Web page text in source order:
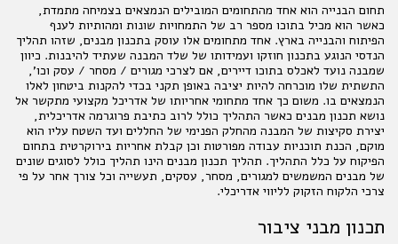
תחום הבנייה הוא אחד מהתחומים המובילים הנמצאים בצמיחה מתמדת,
כאשר הוא מכיל בתוכו מספר רב של התמחויות שונות ומהותיות לענף
הפיתוח והבנייה בארץ. אחד מתחומים אלו עוסק בתכנון מבנים, שזהו תהליך
הנדסי הנוגע בתכנון חוזקו ועמידותו של שלד המבנה שעתיד להיבנות. כיוון
שמבנה נועד לאכלס בתוכו דיירים, אם לצרכי מגורים / מסחר / עסק וכו',
התשתית שלו מוכרחה להיות יציבה באופן תקני בכדי להקנות ביטחון לאלו
הנמצאים בו. משום כך אחד מתחומי אחריותו של אדריכל מקצועי מתקשר אל
נושא תכנון מבנים כאשר התהליך כולל לרוב כתיבת פרוגרמה אדריכלית,
יצירת סקיצות של המבנה מהחלק הפנימי של החללים ועד השטח עליו הוא
מוקם, הכנת תוכניות עבודה מפורטות וכן קבלת אחריות בירוקרטית בתחום
הפיקוח על כלל התהליך. תהליך תכנון מבנים הינו תהליך כולל לסוגים שונים
של מבנים המשמשים למגורים, מסחר, עסקים, תעשייה וכל צורך אחר על פי
צרכי הלקוח הזקוק לליווי אדריכלי.
תכנון מבני ציבור